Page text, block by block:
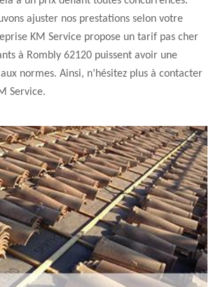
ajuster nos prestations selon votre
KM Service propose un tarif pas cher
à Rombly 62120 puissent avoir une
normes. Ainsi, n’hésitez plus à contacter
Service.